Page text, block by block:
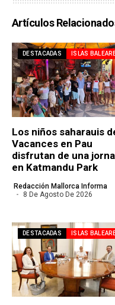
Artículos
DESTACADAS ISLAS
Los niños saharauis
Vacances en Pau
disfrutan de una
en Katmandu Park
Redacción Mallorca Informa
8 De Agosto De 2026
DESTACADAS ISLAS